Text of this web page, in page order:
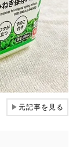
▶元記事を見る